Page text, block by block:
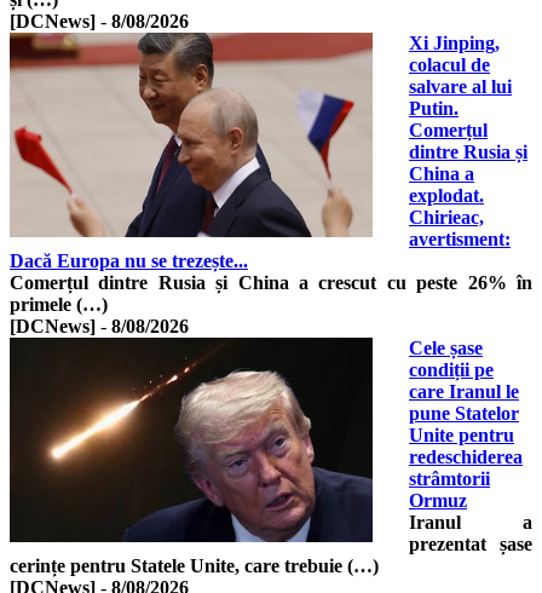
[DCNews] - 8/08/2026
Xi Jinping,
colacul de
salvare al lui
Putin.
Comerțul
dintre Rusia și
China a
explodat.
Chirieac,
avertisment:
Dacă Europa nu se trezește...
Comerțul dintre Rusia și China a crescut cu peste 26% în
primele (…)
[DCNews] - 8/08/2026
Cele șase
condiții pe
care Iranul le
pune Statelor
Unite pentru
redeschiderea
strâmtorii
Ormuz
Iranul a
prezentat șase
cerințe pentru Statele Unite, care trebuie (…)
[DCNews] - 8/08/2026